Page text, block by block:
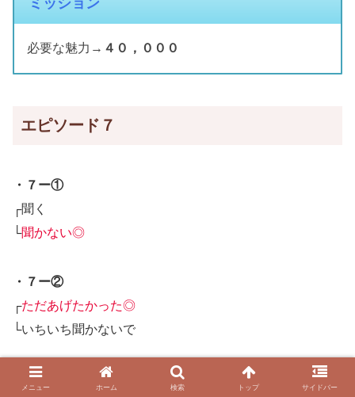
ミッション
必要な魅力→ ４０，０００
エピソード７
・７ー①
┌聞く
└聞かない◎
・７ー②
┌ただあげたかった◎
└いちいち聞かないで
・７ー③
メニュー ホーム 検索 トップ サイドバー